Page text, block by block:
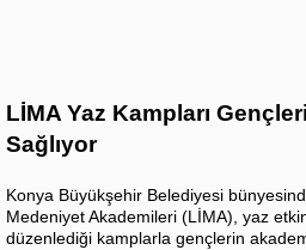
LİMA Yaz Kampları
Sağlıyor
Konya Büyükşehir Belediyesi
Medeniyet Akademileri (LİMA), yaz
düzenlediği kamplarla gençlerin